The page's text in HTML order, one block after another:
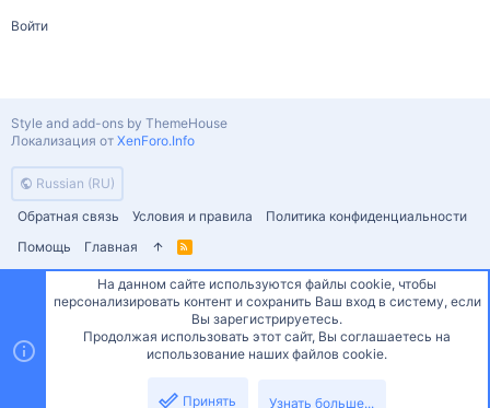
Войти
Russian (RU)
Обратная связь
Условия и правила
Политика конфиденциальности
Помощь
Главная
R
S
Style and add-ons by ThemeHouse
Локализация от XenForo.Info
СверхуСнизу
На данном сайте используются файлы cookie, чтобы
персонализировать контент и сохранить Ваш вход в систему, если
Вы зарегистрируетесь.
Продолжая использовать этот сайт, Вы соглашаетесь на
использование наших файлов cookie.
Принять Узнать больше...